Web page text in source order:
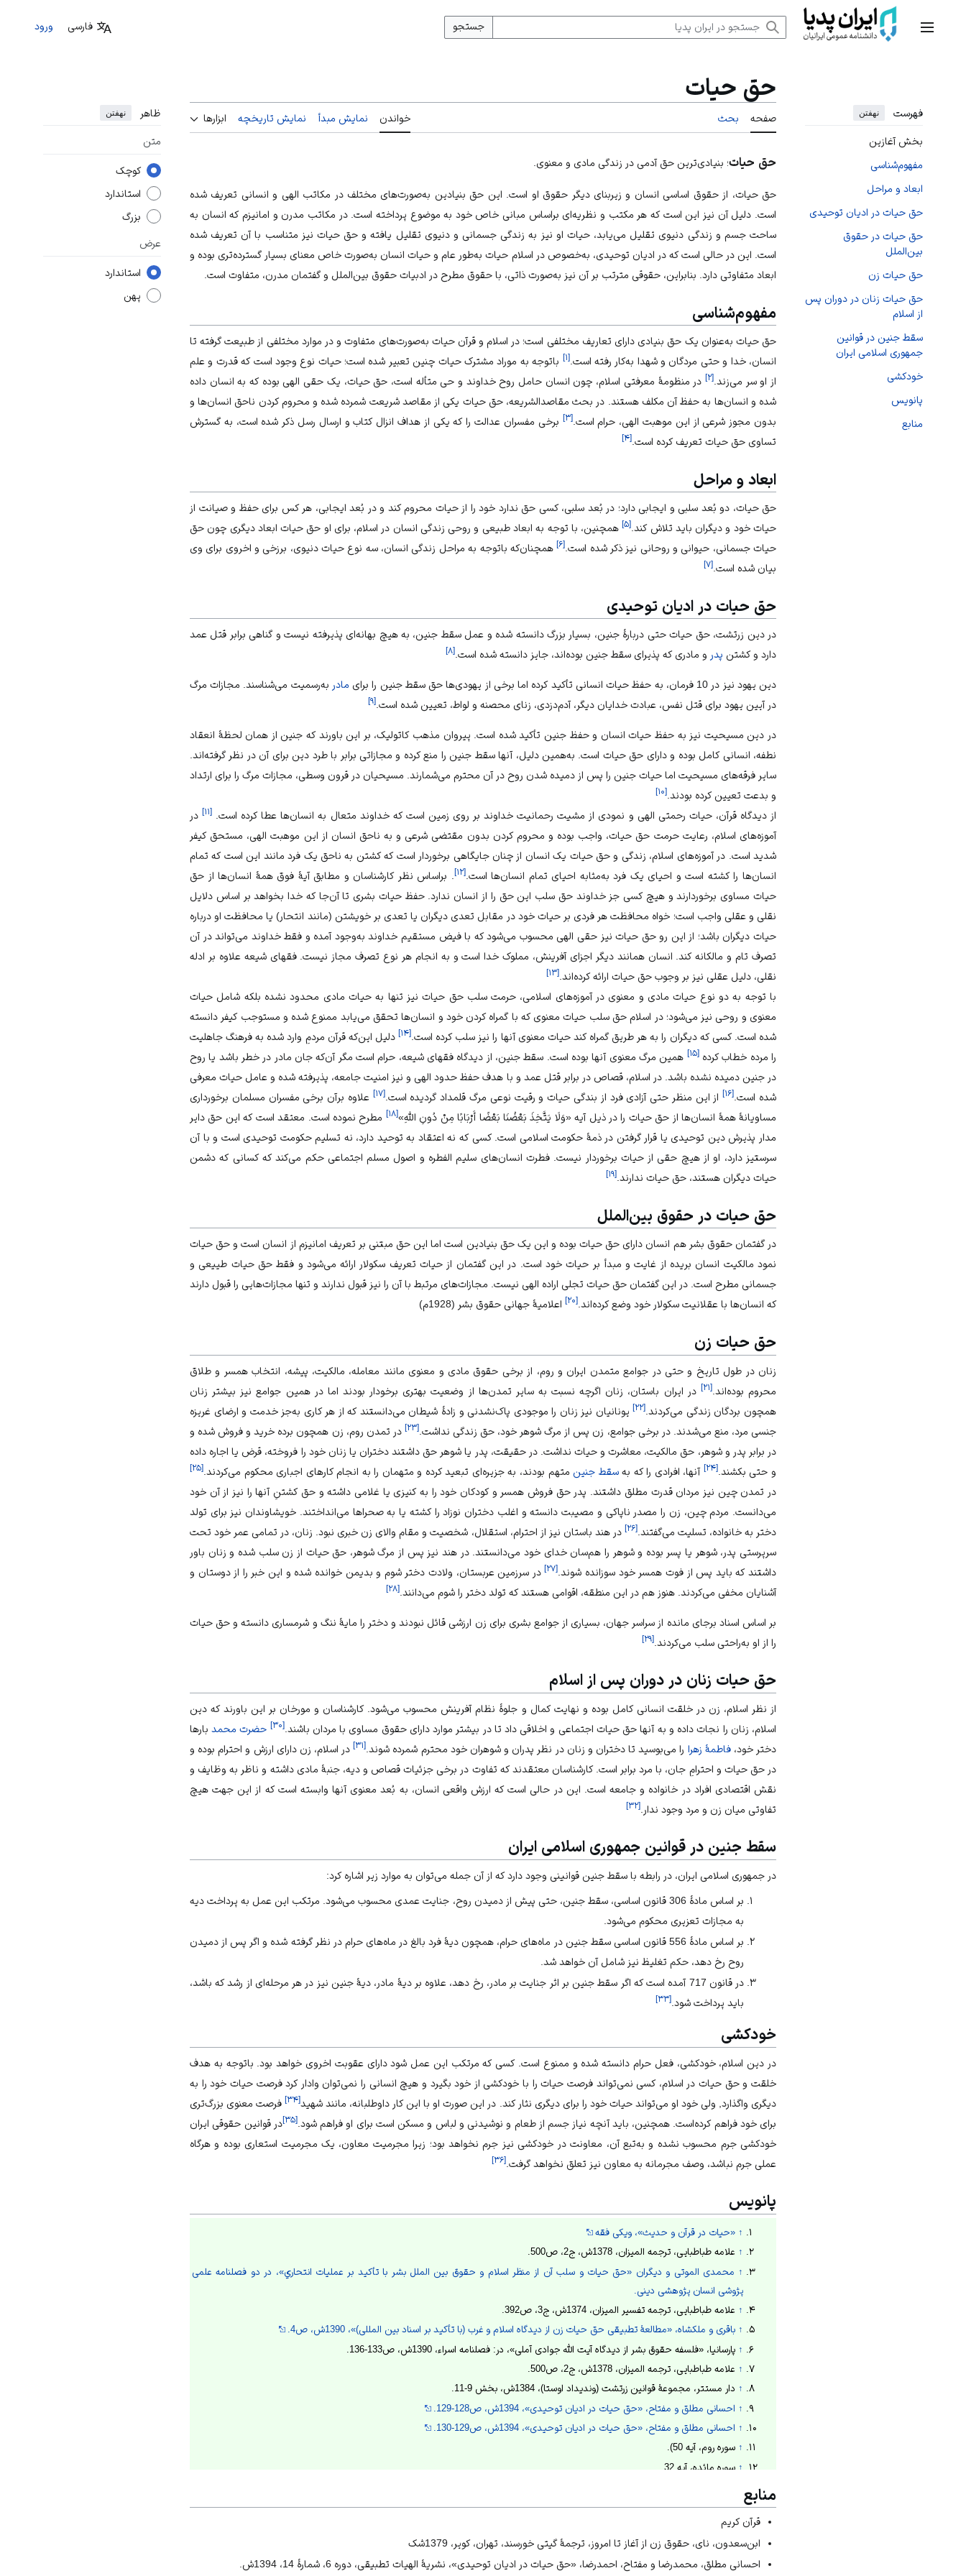
منوی اصلی
جستجو فارسی ورود
فهرست نهفتن
بخش آغازین
مفهوم‌شناسی
ابعاد و مراحل
حق حیات در ادیان توحیدی
حق حیات در حقوق
بین‌الملل
حق حیات زن
حق حیات زنان در دوران پس
از اسلام
سقط جنین در قوانین
جمهوری اسلامی ایران
خودکشی
پانویس
منابع
حق حیات
صفحه بحث خواندن نمایش مبدأ نمایش تاریخچه ابزارها ظاهر نهفتن
متن
کوچک
استاندارد
بزرگ
عرض
استاندارد
پهن
حق حیات؛ بنیادی‌ترین حق آدمی در زندگی مادی و معنوی.
حق حیات، از حقوق اساسی انسان و زیربنای دیگر حقوق او است. این حق بنیادین به‌صورت‌های مختلف در مکاتب الهی و انسانی تعریف شده
است. دلیل آن نیز این است که هر مکتب و نظریه‌ای براساس مبانی خاص خود به موضوع پرداخته است. در مکاتب مدرن و امانیزم که انسان به
ساحت جسم و زندگی دنیوی تقلیل می‌یابد، حیات او نیز به زندگی جسمانی و دنیوی تقلیل یافته و حق حیات نیز متناسب با آن تعریف شده
است. این در حالی است که در ادیان توحیدی، به‌خصوص در اسلام حیات به‌طور عام و حیات انسان به‌صورت خاص معنای بسیار گسترده‌تری بوده و
ابعاد متفاوتی دارد. بنابراین، حقوقی مترتب بر آن نیز به‌صورت ذاتی، با حقوق مطرح در ادبیات حقوق بین‌الملل و گفتمان مدرن، متفاوت است.
مفهوم‌شناسی
حق حیات به‌عنوان یک حق بنیادی دارای تعاریف مختلفی است؛ در اسلام و قرآن حیات به‌صورت‌های متفاوت و در موارد مختلفی از طبیعت گرفته تا
انسان، خدا و حتی مردگان و شهدا به‌کار رفته است.[۱] باتوجه به موراد مشترک حیات چنین تعبیر شده است؛ حیات نوع وجود است که قدرت و علم
از او سر می‌زند.[۲] در منظومۀ معرفتی اسلام، چون انسان حامل روح خداوند و حی متأله است، حق حیات، یک حقی الهی بوده که به انسان داده
شده و انسان‌ها به حفظ آن مکلف‌ هستند. در بحث مقاصدالشریعه، حق حیات یکی از مقاصد شریعت شمرده شده و محروم کردن ناحق انسان‌ها و
بدون مجوز شرعی از این موهبت الهی، حرام است.[۳] برخی مفسران عدالت را که یکی از هداف انزال کتاب و ارسال رسل ذکر شده است، به گسترش
تساوی حق حیات تعریف کرده است.[۴]
ابعاد و مراحل
حق حیات، دو بُعد سلبی و ایجابی دارد؛ در بُعد سلبی، ‌کسی حق ندارد خود را از حیات محروم کند و در بُعد ایجابی، هر کس برای حفظ و صیانت از
حیات خود و دیگران باید تلاش کند.[۵]همچنین، با توجه به ابعاد طبیعی و روحی زندگی انسان در اسلام، برای او حق حیات ابعاد دیگری چون حق
حیات جسمانی، حیوانی و روحانی نیز ذکر شده است.[۶]همچنان‌که باتوجه به مراحل زندگی انسان، سه نوع حیات دنیوی، برزخی و اخروی برای وی
بیان شده است.[۷]
حق حیات در ادیان توحیدی
در دین زرتشت، حق حیات حتی دربارۀ جنین، بسیار بزرگ دانسته شده و عمل سقط جنین، به هیچ بهانه‌ای پذیرفته نیست و گناهی برابر قتل عمد
دارد و کشتن پدر و مادری که پذیرای سقط جنین بوده‌اند، جایز دانسته شده است.[۸]
دین یهود نیز در 10 فرمان، به حفظ حیات انسانی تأکید کرده اما برخی از یهودی‌ها حق سقط جنین را برای مادر به‌رسمیت می‌شناسند. مجازات مرگ
در آیین یهود برای قتل نفس، عبادت خدایان دیگر، آدم‌دزدی، زنای محصنه و لواط، تعیین شده است.[۹]
در دین مسیحیت نیز به حفظ حیات انسان و حفظ جنین تأکید شده است. پیروان مذهب کاتولیک، بر این باورند که جنین از همان لحظۀ انعقاد
نطفه، انسانی کامل بوده و دارای حق حیات است. به‌همین دلیل، آنها سقط جنین را منع کرده و مجازاتی برابر با طرد دین برای آن در نظر گرفته‌اند.
سایر فرقه‌های مسیحیت اما حیات جنین را پس از دمیده شدن روح در آن محترم می‌شمارند. مسیحیان در قرون وسطی، مجازات مرگ را برای ارتداد
و بدعت تعیین کرده بودند.[۱۰]
از دیدگاه قرآن، حیات رحمتی الهی و نمودی از مشیت رحمانیت خداوند بر روی زمین است که خداوند متعال به انسان‌ها عطا کرده است. [۱۱]در
آموزه‌های اسلام، رعایت حرمت حق حیات، واجب بوده و محروم کردن بدون مقتضی شرعی و به ناحق انسان از این موهبت الهی، مستحق کیفر
شدید است. در آموزه‌های اسلام، زندگی و حق حیات یک انسان از چنان جایگاهی برخوردار است که کشتن به ناحق یک فرد مانند این است که تمام
انسان‌ها را کشته است و احیای یک فرد به‌مثابه احیای تمام انسان‌ها است.[۱۲]. براساس نظر کارشناسان و مطابق آیۀ فوق همۀ انسان‌ها از حق
حیات مساوی برخوردارند و هیچ کسی جز خداوند حق سلب این حق را از انسان ندارد. حفظ حیات بشری تا آن‌جا که خدا بخواهد بر اساس دلایل
نقلی و عقلی واجب است؛ خواه محافظت هر فردی بر حیات خود در مقابل تعدی دیگران یا تعدی بر خویشتن (مانند انتحار) یا محافظت او درباره
حیات دیگران باشد؛ از این رو حق حیات نیز حقی الهی محسوب می‌شود که با فیض مستقیم خداوند به‌وجود آمده و فقط خداوند می‌تواند در آن
تصرف تام و مالکانه کند. انسان همانند دیگر اجزای آفرینش، مملوک خدا است و به انجام هر نوع تصرف مجاز نیست. فقهای شیعه علاوه بر ادله
نقلی، دلیل عقلی نیز بر وجوب حق حیات ارائه کرده‌اند.[۱۳]
با توجه به دو نوع حیات مادی و معنوی در آموزه‌های اسلامی، حرمت سلب حق حیات نیز تنها به حیات مادی محدود نشده بلکه شامل حیات
معنوی و روحی نیز می‌شود؛ در اسلام حق سلب حیات معنوی که با گمراه کردن خود و انسان‌ها تحقق می‌یابد ممنوع شده و مستوجب کیفر دانسته
شده است. کسی که دیگران را به هر طریق گمراه کند حیات معنوی آنها را نیز سلب کرده است.[۱۴] دلیل این‌که قرآن مردمِ وارد شده به فرهنگ جاهلیت
را مرده خطاب کرده[۱۵] همین مرگ معنوی آنها بوده است. سقط جنین، از دیدگاه فقهای شیعه، حرام است مگر آن‌که جان مادر در خطر باشد یا روح
در جنین دمیده نشده باشد. در اسلام، قصاص در برابر قتل عمد و با هدف حفظ حدود الهی و نیز امنیت جامعه، پذیرفته شده و عامل حیات معرفی
شده است.[۱۶]از این منظر حتی آزادی فرد از بندگی حیات و رقیت نوعی مرگ قلمداد گردیده است.[۱۷] علاوه برآن برخی مفسران مسلمان برخورداری
مساویانۀ همۀ انسان‌ها از حق حیات را در ذیل آیه «وَلَا يَتَّخِذَ بَعْضُنَا بَعْضًا أَرْبَابًا مِنْ دُونِ اللَّهِ»[۱۸] مطرح نموده است. معتقد است که این حق دایر
مدار پذیرش دین توحیدی یا قرار گرفتن در ذمۀ حکومت اسلامی است. کسی که نه اعتقاد به توحید دارد، نه تسلیم حکومت توحیدی است و با آن
سرستیز دارد، او از هیچ حقی از حیات برخوردار نیست. فطرت انسان‌های سلیم الفطره و اصول مسلم اجتماعی حکم می‌کند که کسانی که دشمن
حیات دیگران هستند، حق حیات ندارند.[۱۹]
حق حیات در حقوق بین‌الملل
در گفتمان حقوق بشر هم انسان دارای حق حیات بوده و این یک حق بنیادین است اما این حق مبتنی بر تعریف امانیزم از انسان است و حق حیات
نمود مالکیت انسان بریده از غایت و مبدأ بر حیات خود است. در این گفتمان از حیات تعریف سکولار ارائه می‌شود و فقط حق حیات طییعی و
جسمانی مطرح است. در این گفتمان حق حیات تجلی اراده الهی نیست. مجازات‌های مرتبط با آن را نیز قبول ندارند و تنها مجازات‌هایی را قبول دارند
که انسان‌ها با عقلانیت سکولار خود وضع کرده‌اند.[۲۰] اعلامیۀ جهانی حقوق بشر (1928م)
حق حیات زن
زنان در طول تاریخ و حتی در جوامع متمدن ایران و روم، از برخی حقوق مادی و معنوی مانند معامله، مالکیت، پیشه، انتخاب همسر و طلاق
محروم بوده‌اند.[۲۱] در ایران باستان، زنان اگرچه نسبت به سایر تمدن‌ها از وضعیت بهتری برخودار بودند اما در همین جوامع نیز بیشتر زنان
همچون بردگان زندگی می‌کردند. [۲۲]یونانیان نیز زنان را موجودی پاک‌نشدنی و زادۀ شیطان می‌دانستند که از هر کاری به‌جز خدمت و ارضای غریزه
جنسی مرد، منع می‌شدند. در برخی جوامع، زن پس از مرگ شوهر خود، حق زندگی نداشت.[۲۳] در تمدن روم، زن همچون برده خرید و فروش شده و
در برابر پدر و شوهر، حق مالکیت، معاشرت و حیات نداشت. در حقیقت، پدر یا شوهر حق داشتند دختران یا زنان خود را فروخته، قرض یا اجاره داده
و حتی بکشند.[۲۴] آنها، افرادی را که بهسقط جنین متهم بودند، به جزیره‌ای تبعید کرده و متهمان را به انجام کارهای اجباری محکوم می‌کردند. [۲۵]
در تمدن چین نیز مردان قدرت مطلق داشتند. پدر حق فروش همسر و کودکان خود را به کنیزی یا غلامی داشته و حق کشتنِ آنها را نیز از آن خود
می‌دانست. مردم چین، زن را مصدر ناپاکی و مصیبت دانسته و اغلب دختران نوزاد را کشته یا به صحراها می‌انداختند. خویشاوندان نیز برای تولد
دختر به خانواده، تسلیت می‌گفتند.[۲۶] در هند باستان نیز از احترام، استقلال، شخصیت و مقام والای زن خبری نبود. زنان، در تمامی عمر خود تحت
سرپرستی پدر، شوهر یا پسر بوده و شوهر را هم‌سان خدای خود می‌دانستند. در هند نیز پس از مرگ شوهر، حق حیات از زن سلب شده و زنان باور
داشتند که باید پس از فوت همسر خود سوزانده شوند. [۲۷]در سرزمین عربستان، ولادت دختر شوم و بدیمن خوانده شده و این خبر را از دوستان و
آشنایان مخفی می‌کردند. هنوز هم در این منطقه، اقوامی هستند که تولد دختر را شوم می‌دانند. [۲۸]
بر ‌اساس اسناد برجای مانده از سراسر جهان، بسیاری از جوامع بشری برای زن ارزشی قائل نبودند و دختر را مایۀ ننگ و شرمساری دانسته و حق حیات
را از او به‌راحتی سلب می‌کردند. [۲۹]
حق حیات زنان در دوران پس از اسلام
از نظر اسلام، زن در خلقت انسانی کامل بوده و نهایت کمال و جلوۀ نظام آفرینش محسوب می‌شود. کارشناسان و مورخان بر این باورند که دین
اسلام، زنان را نجات داده و به آنها حق حیات اجتماعی و اخلاقی داد تا در بیشتر موارد دارای حقوق مساوی با مردان باشند.[۳۰] حضرت محمدبارها
دختر خود،فاطمۀ زهرا را می‌بوسید تا دختران و زنان در نظر پدران و شوهران خود محترم شمرده شوند. [۳۱]در اسلام، زن دارای ارزش و احترام بوده و
در حق حیات و احترامِ جان، با مرد برابر است. کارشناسان معتقدند که تفاوت در برخی جزئیات قصاص و دیه، جنبۀ مادی داشته و ناظر به وظایف و
نقش اقتصادی افراد در خانواده و جامعه است. این در حالی است که ارزش واقعی انسان، به بُعد معنوی آنها وابسته است که از این جهت هیچ
تفاوتی میان زن و مرد وجود ندار. [۳۲]
سقط جنین در قوانین جمهوری اسلامی ایران
در جمهوری اسلامی ایران، در رابطه با سقط جنین قوانینی وجود دارد که از آن جمله می‌توان به موارد زیر اشاره کرد:
بر اساس مادۀ 306 قانون اساسی، سقط جنین، حتی پیش از دمیدن روح، جنایت عمدی محسوب می‌شود. مرتکب این عمل به پرداخت دیه
به مجازات تعزیری محکوم می‌شود.
بر اساس مادۀ 556 قانون اساسی سقط جنین در ماه‌های حرام، همچون دیۀ فرد بالغ در ماه‌های حرام در نظر گرفته شده و اگر پس از دمیدن
روح رخ دهد، حکم تغلیظ نیز شامل آن خواهد شد.
در قانون 717 آمده است که اگر سقط جنین بر اثر جنایت بر مادر، رخ دهد، علاوه بر دیۀ مادر، دیۀ جنین نیز در هر مرحله‌ای از رشد که باشد،
باید پرداخت شود.[۳۳]
خودکشی
در دین اسلام، خودکشی، فعل حرام دانسته شده و ممنوع است. کسی که مرتکب این عمل شود دارای عقوبت اخروی خواهد بود. باتوجه به هدف
خلقت و حق حیات در اسلام، کسی نمی‌تواند فرصت حیات را با خودکشی از خود بگیرد و هیچ انسانی را نمی‌توان وادار کرد فرصت حیات خود را به
دیگری واگذارد, ولی خود او می‌تواند حیات خود را برای دیگری نثار کند. در این صورت او با این کار داوطلبانه، مانند شهید[۳۴]فرصت معنوی بزرگ‌تری
برای خود فراهم کرده‌است. همچنین، باید آنچه نیاز جسم از طعام و نوشیدنی و لباس و مسکن است برای او فراهم شود.[۳۵]در قوانین حقوقی ایران
خودکشی جرم محسوب نشده و به‌تبع آن، معاونت در خودکشی نیز جرم نخواهد بود؛ زیرا مجرمیت معاون، یک مجرمیت استعاری بوده و هرگاه
عملی جرم نباشد، وصف مجرمانه به معاون نیز تعلق نخواهد گرفت. [۳۶]
پانویس
↑ «حیات در قرآن و حدیث»، ویکی فقه
↑ علامه طباطبایی، ترجمه المیزان، 1378ش، ج2، ص500.
↑ محمدی الموتی و دیگران «حق حيات و سلب آن از منظر اسلام و حقوق بين الملل بشر با تأکيد بر عمليات انتحاري»، در دو فصلنامه علمی
پژوشی انسان پژوهشی دینی.
↑ علامه طباطبایی، ترجمه تفسیر المیزان، 1374ش، ج3، ص392.
↑ باقری و ملکشاه، «مطالعۀ تطبیقی حق حیات زن از دیدگاه اسلام و غرب (با تأکید بر اسناد بین المللی)»، 1390ش، ص4.
↑ پارسانیا، «فلسفه حقوق بشر از دیدگاه آیت الله جوادی آملی»، در: فصلنامه اسراء، 1390ش، ص133-136.
↑ علامه طباطبایی، ترجمه المیزان، 1378ش، ج2، ص500.
↑ دار مستتر، مجموعۀ قوانین زرتشت (وندیداد اوستا)، 1384ش، بخش 9-11.
↑ احسانی مطلق و مفتاح، «حق حیات در ادیان توحیدی»، 1394ش، ص128-129.
↑ احسانی مطلق و مفتاح، «حق حیات در ادیان توحیدی»، 1394ش، ص129-130.
↑ سوره روم، آیه 50).
↑ سوره مائده، آیه 32.
1396ش.
↑ پارسانیا، «فلسفه حقوق بشر از دیدگاه آیت‌الله جوادی آملی»، 1390ش، ص140)
↑ سوره بقره، آیه 28.
↑ احسانی مطلق و مفتاح، «حق حیات در ادیان توحیدی»، 1394ش، ص125-126.
منابع
قرآن کریم
ابن‌سعدون، نای، حقوق زن از آغاز تا امروز، ترجمۀ گیتی خورسند، تهران، کویر، 1379شک
احسانی مطلق، محمدرضا و مفتاح، احمدرضا، «حق حیات در ادیان توحیدی»، نشریۀ الهیات تطبیقی، دوره 6، شمارۀ 14، 1394ش.